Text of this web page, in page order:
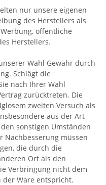
nur unsere eigenen
des Herstellers als
öffentliche
Herstellers.
Wahl Gewähr durch
Schlägt die
nach Ihrer Wahl
zurücktreten. Die
zweiten Versuch als
aus der Art
sonstigen Umständen
Nachbesserung müssen
die durch die
Ort als den
Verbringung nicht dem
der Ware entspricht.